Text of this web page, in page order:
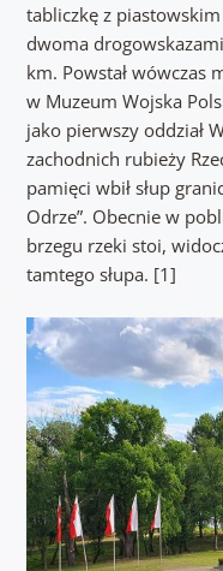
tabliczkę z piastowskim
dwoma
km. Powstał wówczas
w Muzeum Wojska
jako pierwszy oddział
zachodnich rubieży
pamięci wbił słup
Odrze”. Obecnie w
brzegu rzeki stoi,
tamtego słupa. [1]